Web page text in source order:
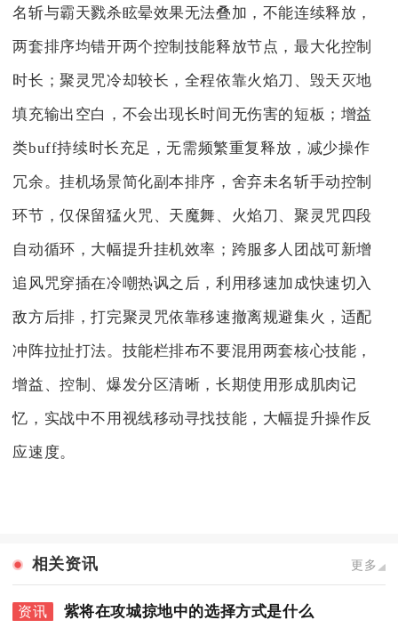
名斩与霸天戮杀眩晕效果无法叠加，不能连续释放，
两套排序均错开两个控制技能释放节点，最大化控制
时长；聚灵咒冷却较长，全程依靠火焰刀、毁天灭地
填充输出空白，不会出现长时间无伤害的短板；增益
类buff持续时长充足，无需频繁重复释放，减少操作
冗余。挂机场景简化副本排序，舍弃未名斩手动控制
环节，仅保留猛火咒、天魔舞、火焰刀、聚灵咒四段
自动循环，大幅提升挂机效率；跨服多人团战可新增
追风咒穿插在冷嘲热讽之后，利用移速加成快速切入
敌方后排，打完聚灵咒依靠移速撤离规避集火，适配
冲阵拉扯打法。技能栏排布不要混用两套核心技能，
增益、控制、爆发分区清晰，长期使用形成肌肉记
忆，实战中不用视线移动寻找技能，大幅提升操作反
应速度。
相关资讯 更多
紫将在攻城掠地中的选择方式是什么